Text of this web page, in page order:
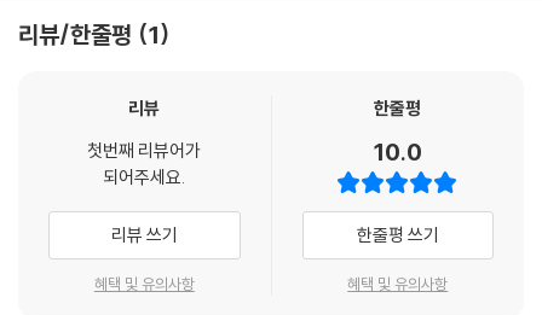
리뷰/한줄평 1
리뷰
첫번째 리뷰어가
되어주세요.
리뷰 쓰기
혜택 및 유의사항
한줄평
10.0
한줄평 쓰기
혜택 및 유의사항